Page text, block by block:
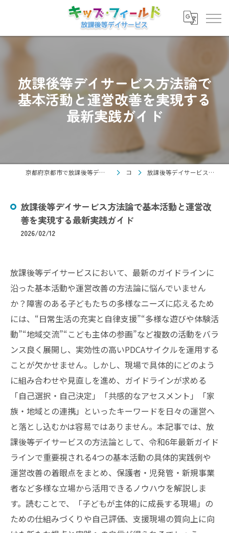
放課後等デイサービス方法論で
基本活動と運営改善を実現する
最新実践ガイド
京都府京都市で放課後等デイサービスの求人なら放課後等デイサービス キッズ・フィールド コラム 放課後等デイサービス方法論で基本活動と運営改善を実現する最新実践ガイド
放課後等デイサービス方法論で基本活動と運営改
善を実現する最新実践ガイド
2026/02/12
放課後等デイサービスにおいて、最新のガイドラインに
沿った基本活動や運営改善の方法論に悩んでいません
か？障害のある子どもたちの多様なニーズに応えるため
には、“日常生活の充実と自律支援”“多様な遊びや体験活
動”“地域交流”“こども主体の参画”など複数の活動をバラ
ンス良く展開し、実効性の高いPDCAサイクルを運用する
ことが欠かせません。しかし、現場で具体的にどのよう
に組み合わせや見直しを進め、ガイドラインが求める
「自己選択・自己決定」「共感的なアセスメント」「家
族・地域との連携」といったキーワードを日々の運営へ
と落とし込むかは容易ではありません。本記事では、放
課後等デイサービスの方法論として、令和6年最新ガイド
ラインで重要視される4つの基本活動の具体的実践例や
運営改善の着眼点をまとめ、保護者・児発管・新規事業
者など多様な立場から活用できるノウハウを解説しま
す。読むことで、「子どもが主体的に成長する現場」の
ための仕組みづくりや自己評価、支援現場の質向上に向